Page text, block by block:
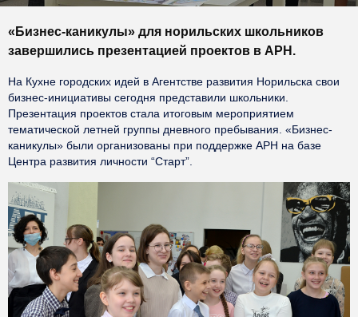
«Бизнес-каникулы» для норильских школьников
завершились презентацией проектов в АРН.
На Кухне городских идей в Агентстве развития Норильска свои
бизнес-инициативы сегодня представили школьники.
Презентация проектов стала итоговым мероприятием
тематической летней группы дневного пребывания. «Бизнес-
каникулы» были организованы при поддержке АРН на базе
Центра развития личности “Старт”.